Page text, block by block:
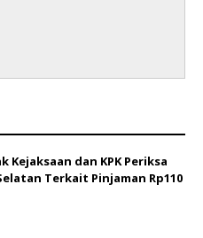
Kejaksaan dan KPK Periksa
Terkait Pinjaman Rp110